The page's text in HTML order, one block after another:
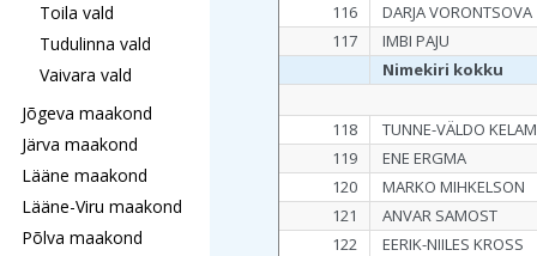
Toila vald
Tudulinna vald
Vaivara vald
Jõgeva maakond
Järva maakond
Lääne maakond
Lääne-Viru maakond
Põlva maakond
116
DARJA VORONTSOVA
117
IMBI PAJU
Nimekiri kokku
118
TUNNE-VÄLDO KELAM
119
ENE ERGMA
120
MARKO MIHKELSON
121
ANVAR SAMOST
122
EERIK-NIILES KROSS